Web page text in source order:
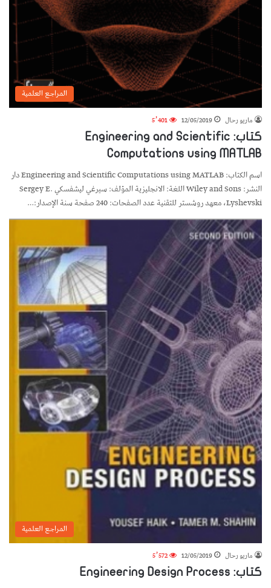
المراجع العلمية
ماريو رحال 12/05/2019
5٬401
كتاب: Engineering and Scientific
Computations using MATLAB
اسم الكتاب: Engineering and Scientific Computations using MATLAB دار
النشر: Wiley and Sons اللغة: الانجليزية المؤلف: سيرغي ليشفسكي Sergey E.
Lyshevski، معهد روشستر للتقنية عدد الصفحات: 240 صفحة سنة الإصدار:…
المراجع العلمية
ماريو رحال 12/05/2019
5٬572
كتاب: Engineering Design Process